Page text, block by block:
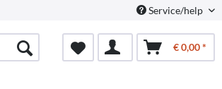
Service/help
€ 0,00 *